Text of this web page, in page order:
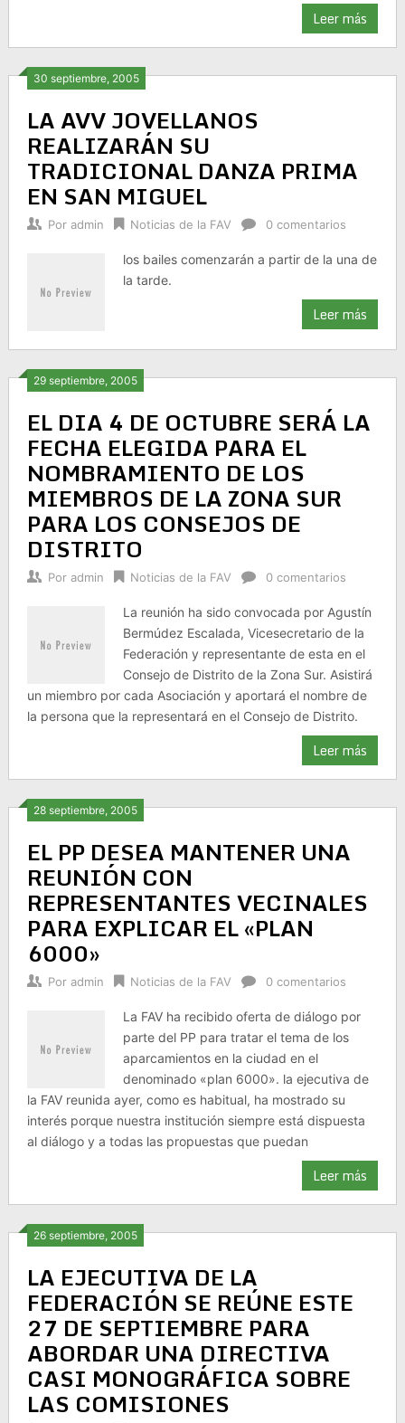
Leer más
30 septiembre, 2005
LA AVV JOVELLANOS
REALIZARÁN SU
TRADICIONAL DANZA PRIMA
EN SAN MIGUEL
Por admin Noticias de la FAV 0 comentarios
los bailes comenzarán a partir de la una de
la tarde.
Leer más
29 septiembre, 2005
EL DIA 4 DE OCTUBRE SERÁ LA
FECHA ELEGIDA PARA EL
NOMBRAMIENTO DE LOS
MIEMBROS DE LA ZONA SUR
PARA LOS CONSEJOS DE
DISTRITO
Por admin Noticias de la FAV 0 comentarios
La reunión ha sido convocada por Agustín
Bermúdez Escalada, Vicesecretario de la
Federación y representante de esta en el
Consejo de Distrito de la Zona Sur. Asistirá
un miembro por cada Asociación y aportará el nombre de
la persona que la representará en el Consejo de Distrito.
Leer más
28 septiembre, 2005
EL PP DESEA MANTENER UNA
REUNIÓN CON
REPRESENTANTES VECINALES
PARA EXPLICAR EL «PLAN
6000»
Por admin Noticias de la FAV 0 comentarios
La FAV ha recibido oferta de diálogo por
parte del PP para tratar el tema de los
aparcamientos en la ciudad en el
denominado «plan 6000». la ejecutiva de
la FAV reunida ayer, como es habitual, ha mostrado su
interés porque nuestra institución siempre está dispuesta
al diálogo y a todas las propuestas que puedan
Leer más
26 septiembre, 2005
LA EJECUTIVA DE LA
FEDERACIÓN SE REÚNE ESTE
27 DE SEPTIEMBRE PARA
ABORDAR UNA DIRECTIVA
CASI MONOGRÁFICA SOBRE
LAS COMISIONES